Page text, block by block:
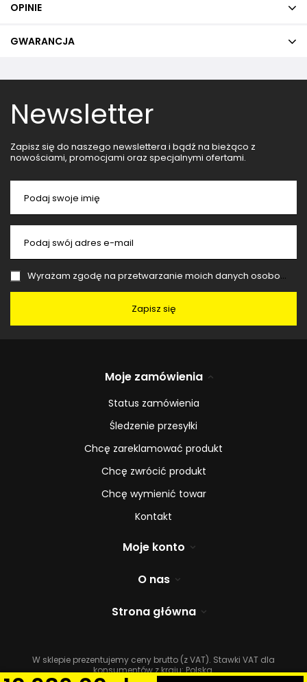
OPINIE
GWARANCJA
Newsletter
Zapisz się do naszego newslettera i bądź na bieżąco z
nowościami, promocjami oraz specjalnymi ofertami.
Podaj swoje imię
Podaj swój adres e-mail
Wyrażam zgodę na przetwarzanie moich danych osobowych (adres e-mail) na potrzeby wysyłki newslettera z informacją handlową (marketing). Więcej w
Zapisz się
Moje zamówienia
Status zamówienia
Śledzenie przesyłki
Chcę zareklamować produkt
Chcę zwrócić produkt
Chcę wymienić towar
Kontakt
Moje konto
O nas
Strona główna
W sklepie prezentujemy ceny brutto (z VAT). Stawki VAT dla
konsumentów z kraju:Polska.